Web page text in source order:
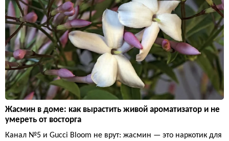
Жасмин в доме: как вырастить живой ароматизатор и не
умереть от восторга
Канал №5 и Gucci Bloom не врут: жасмин — это наркотик для